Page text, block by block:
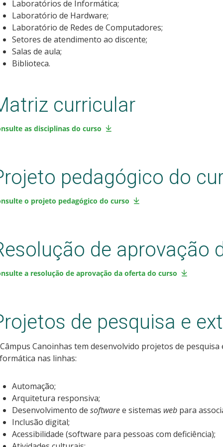
Laboratórios de Informática;
Laboratório de Hardware;
Laboratório de Redes de Computadores;
Setores de atendimento ao discente;
Salas de aula;
Biblioteca.
curricular
as disciplinas do curso
pedagógico do
o projeto pedagógico do curso
de aprovação
a resolução de aprovação da oferta do curso
de pesquisa e
Canoinhas tem desenvolvido projetos de
nas linhas:
Automação;
Arquitetura responsiva;
Desenvolvimento de softwaree sistemas webpara
Inclusão digital;
Acessibilidade (software para pessoas com deficiência);